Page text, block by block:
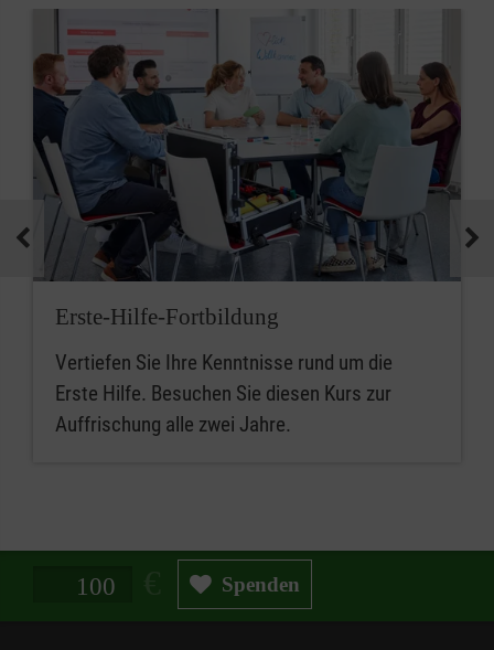
Erste-Hilfe-Fortbildung
Vertiefen Sie Ihre Kenntnisse rund um die
Erste Hilfe. Besuchen Sie diesen Kurs zur
Auffrischung alle zwei Jahre.
Spendenbetrag in Euro Spenden